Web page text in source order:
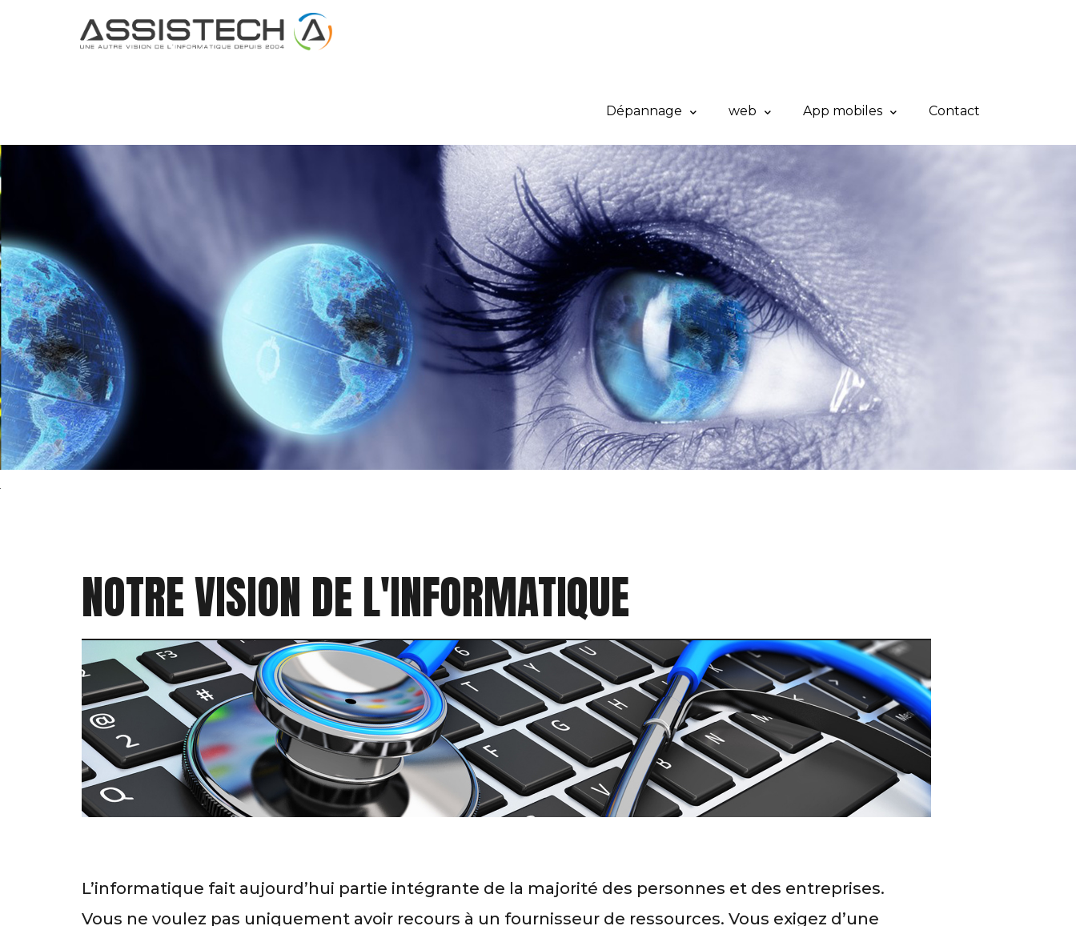
Dépannage web App mobiles Contact
NOTRE VISION DE L'INFORMATIQUE
L’informatique fait aujourd’hui partie intégrante de la majorité des personnes et des entreprises.
Vous ne voulez pas uniquement avoir recours à un fournisseur de ressources. Vous exigez d’une